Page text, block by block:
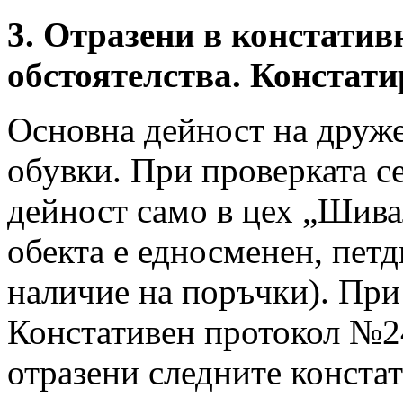
3. Отразени в
обстоятелства.
Основна дейност на
обувки. При проверката
дейност само в цех
обекта е едносменен,
наличие на поръчки). При
Констативен протокол
отразени следните